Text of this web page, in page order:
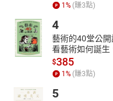
1% (賺3點)
4
藝術的40堂公
看藝術如何誕生
$385
1% (賺3點)
5